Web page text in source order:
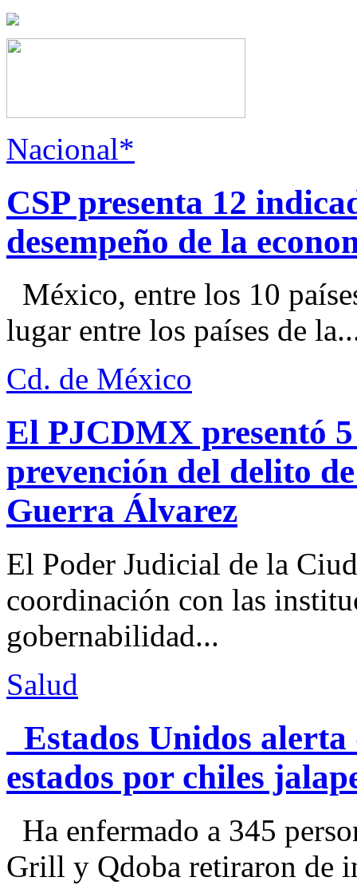
Nacional*
CSP presenta 12
desempeño de la
México, entre los 10
lugar entre los países de
Cd. de México
El PJCDMX presentó
prevención del delito
Guerra Álvarez
El Poder Judicial de la
coordinación con las
gobernabilidad...
Salud
Estados Unidos alerta
estados por chiles
Ha enfermado a 345
Grill y Qdoba retiraron de